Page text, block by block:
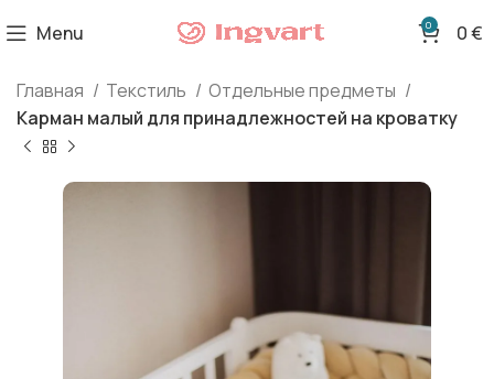
Menu 0 0€
Главная Текстиль
Отдельные предметы
Карман малый для принадлежностей на кроватку